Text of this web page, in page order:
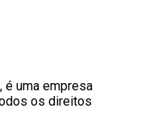
é uma empresa
os direitos